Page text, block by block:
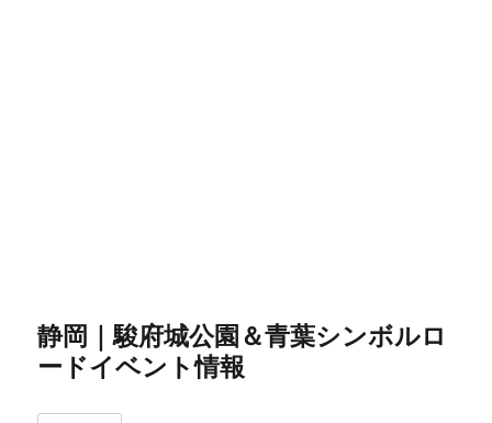
静岡｜駿府城公園＆青葉シンボルロ
ードイベント情報